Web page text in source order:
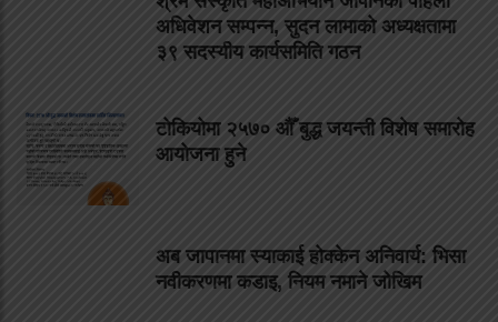
अधिवेशन सम्पन्न, सुदन लामाको अध्यक्षतामा
३९ सदस्यीय कार्यसमिति गठन
टोकियोमा २५७० औँ बुद्ध जयन्ती विशेष समारोह
आयोजना हुने
अब जापानमा स्याकाई होक्केन अनिवार्य: भिसा
नवीकरणमा कडाइ, नियम नमाने जोखिम